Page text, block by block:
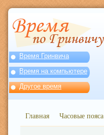
Время Гринвича
Время на компьютере
Другое время
Главная Часовые пояса